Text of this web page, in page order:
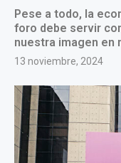
Pese a todo, la
foro debe servir
nuestra imagen en
13 noviembre, 2024